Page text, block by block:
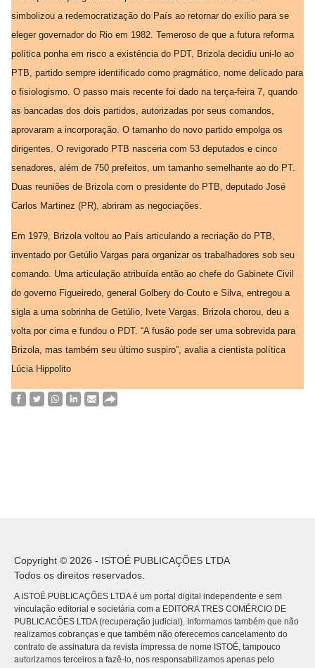
simbolizou a redemocratização do País ao retornar do exílio para se
eleger governador do Rio em 1982. Temeroso de que a futura reforma
política ponha em risco a existência do PDT, Brizola decidiu uni-lo ao
PTB, partido sempre identificado como pragmático, nome delicado para
o fisiologismo. O passo mais recente foi dado na terça-feira 7, quando
as bancadas dos dois partidos, autorizadas por seus comandos,
aprovaram a incorporação. O tamanho do novo partido empolga os
dirigentes. O revigorado PTB nasceria com 53 deputados e cinco
senadores, além de 750 prefeitos, um tamanho semelhante ao do PT.
Duas reuniões de Brizola com o presidente do PTB, deputado José
Carlos Martinez (PR), abriram as negociações.
Em 1979, Brizola voltou ao País articulando a recriação do PTB,
inventado por Getúlio Vargas para organizar os trabalhadores sob seu
comando. Uma articulação atribuída então ao chefe do Gabinete Civil
do governo Figueiredo, general Golbery do Couto e Silva, entregou a
sigla a uma sobrinha de Getúlio, Ivete Vargas. Brizola chorou, deu a
volta por cima e fundou o PDT. “A fusão pode ser uma sobrevida para
Brizola, mas também seu último suspiro”, avalia a cientista política
Lúcia Hippolito
Copyright © 2026 - ISTOÉ PUBLICAÇÕES LTDA
Todos os direitos reservados.
A ISTOÉ PUBLICAÇÕES LTDA é um portal digital independente e sem
vinculação editorial e societária com a EDITORA TRES COMÉRCIO DE
PUBLICACÕES LTDA (recuperação judicial). Informamos também que não
realizamos cobranças e que também não oferecemos cancelamento do
contrato de assinatura da revista impressa de nome ISTOÉ, tampouco
autorizamos terceiros a fazê-lo, nos responsabilizamos apenas pelo